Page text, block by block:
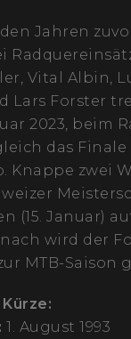
Jahren
Vital Albin,
Lars Forster
2023, beim
das Finale
Knappe zwei
(15. Januar)
wird der
MTB-Saison
1. August 1993